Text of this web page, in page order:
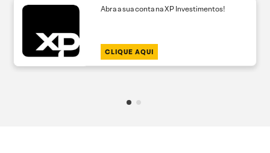
Abra a sua conta na XP Investimentos!
CLIQUE AQUI